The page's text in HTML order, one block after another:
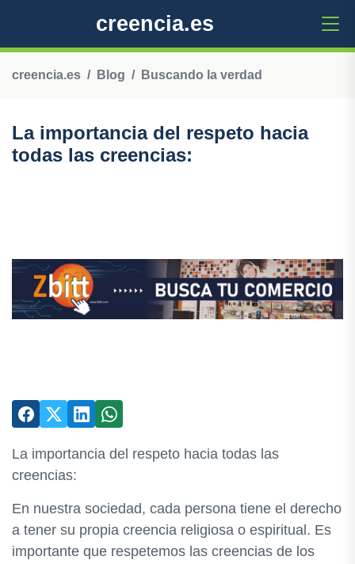
creencia.es
creencia.es Blog Buscando la verdad
La importancia del respeto hacia
todas las creencias:
La importancia del respeto hacia todas las
creencias:
En nuestra sociedad, cada persona tiene el derecho
a tener su propia creencia religiosa o espiritual. Es
importante que respetemos las creencias de los